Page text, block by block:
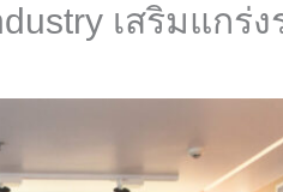
เสริมแกร่ง